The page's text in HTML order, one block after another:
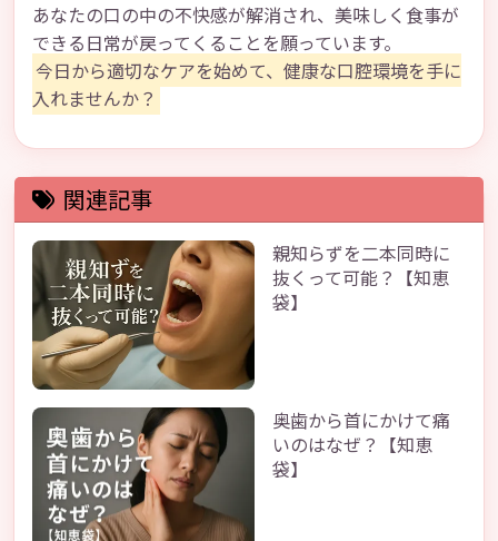
あなたの口の中の不快感が解消され、美味しく食事が
できる日常が戻ってくることを願っています。
今日から適切なケアを始めて、健康な口腔環境を手に
入れませんか？
関連記事
親知らずを二本同時に
抜くって可能？【知恵
袋】
奥歯から首にかけて痛
いのはなぜ？【知恵
袋】